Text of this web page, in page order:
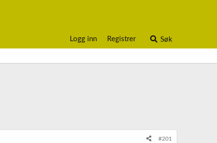
Logg inn Registrer Søk
#201